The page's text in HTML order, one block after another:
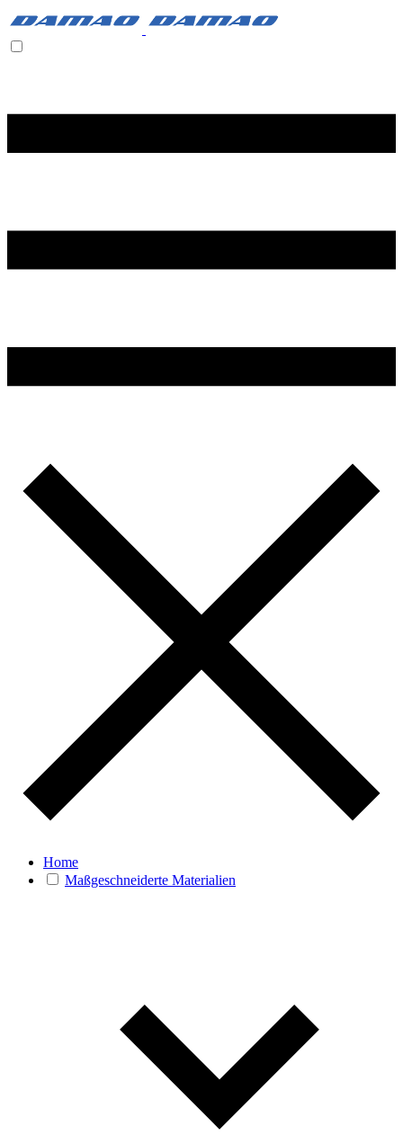
Home
Maßgeschneiderte Materialien